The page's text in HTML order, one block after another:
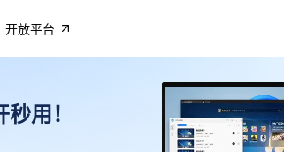
开放平台
用！